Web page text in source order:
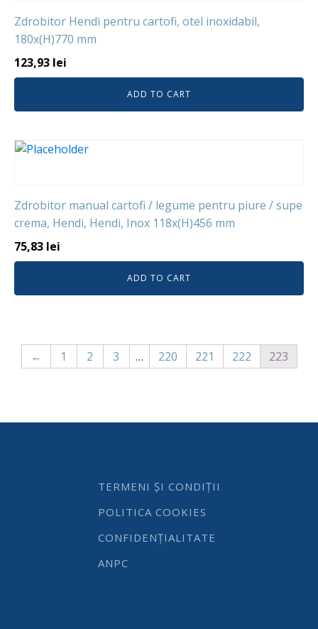
Zdrobitor Hendi pentru cartofi, otel inoxidabil,
180x(H)770 mm
123,93 lei
ADD TO CART
Zdrobitor manual cartofi / legume pentru piure / supe
crema, Hendi, Hendi, Inox 118x(H)456 mm
75,83 lei
ADD TO CART
← 1 2 3 … 220 221 222 223
TERMENI ȘI CONDIȚII
POLITICA COOKIES
CONFIDENȚIALITATE
ANPC